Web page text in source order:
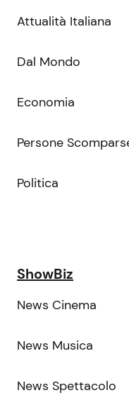
Attualità Italiana
Dal Mondo
Economia
Persone
Politica
ShowBiz
News Cinema
News Musica
News Spettacolo